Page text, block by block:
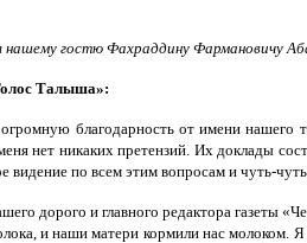
нашему гостю Фахраддину Фармановичу
Талыша»:
благодарность от имени
нет никаких претензий. Их доклады
видение по всем этим вопросам и чуть-
дорого и главного редактора газеты
и наши матери кормили нас молоком.